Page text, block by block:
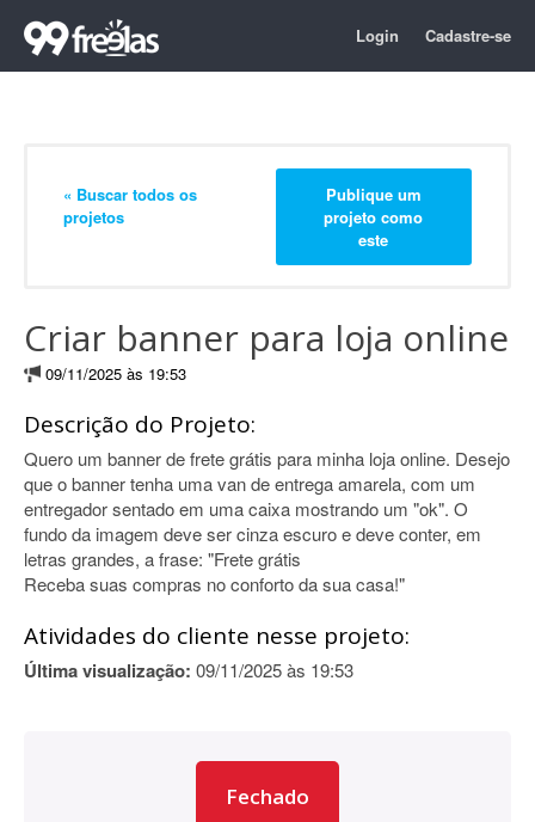
Login Cadastre-se
« Buscar todos os
projetos
Publique um
projeto como
este
Criar banner para loja online
09/11/2025 às 19:53
Descrição do Projeto:
Quero um banner de frete grátis para minha loja online. Desejo
que o banner tenha uma van de entrega amarela, com um
entregador sentado em uma caixa mostrando um "ok". O
fundo da imagem deve ser cinza escuro e deve conter, em
letras grandes, a frase: "Frete grátis
Receba suas compras no conforto da sua casa!"
Atividades do cliente nesse projeto:
Última visualização: 09/11/2025 às 19:53
Fechado